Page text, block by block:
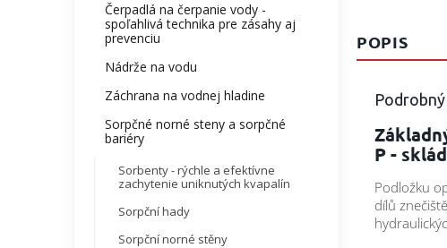
Čerpadlá na čerpanie vody -
spoľahlivá technika pre zásahy aj
prevenciu
Nádrže na vodu
Záchrana na vodnej hladine
Sorpčné norné steny a sorpčné
bariéry
Sorbenty - rýchle a efektívne
zachytenie uniknutých kvapalín
Sorpční hady
Sorpční norné stěny
POPIS
P -
Podložku
dílů